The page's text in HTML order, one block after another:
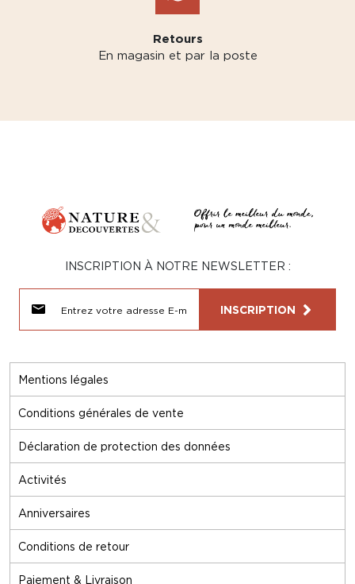
Retours
En magasin et par la poste
Mentions légales
Conditions générales de vente
Déclaration de protection des données
Activités
Anniversaires
Conditions de retour
Paiement & Livraison
INSCRIPTION À NOTRE NEWSLETTER :
INSCRIPTION